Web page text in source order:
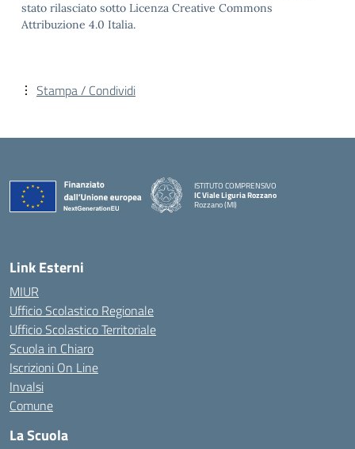
stato rilasciato sotto Licenza Creative Commons
Attribuzione 4.0 Italia.
Stampa / Condividi
ISTITUTO COMPRENSIVO
IC Viale Liguria Rozzano
Rozzano (MI)
Link Esterni
MIUR
Ufficio Scolastico Regionale
Ufficio Scolastico Territoriale
Scuola in Chiaro
Iscrizioni On Line
Invalsi
Comune
La Scuola